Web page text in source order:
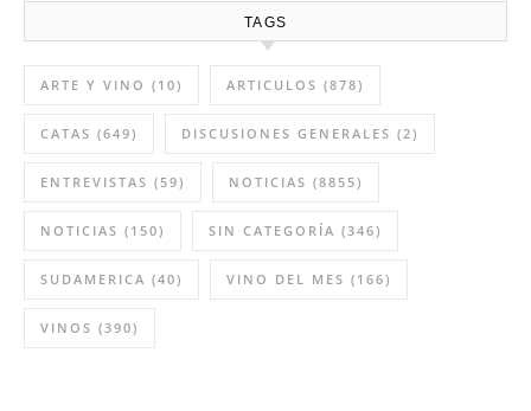
TAGS
ARTE Y VINO (10) ARTICULOS (878)
CATAS (649) DISCUSIONES GENERALES (2)
ENTREVISTAS (59) NOTICIAS (8855)
NOTICIAS (150) SIN CATEGORÍA (346)
SUDAMERICA (40) VINO DEL MES (166)
VINOS (390)